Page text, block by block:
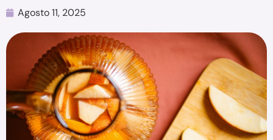
Agosto 11, 2025